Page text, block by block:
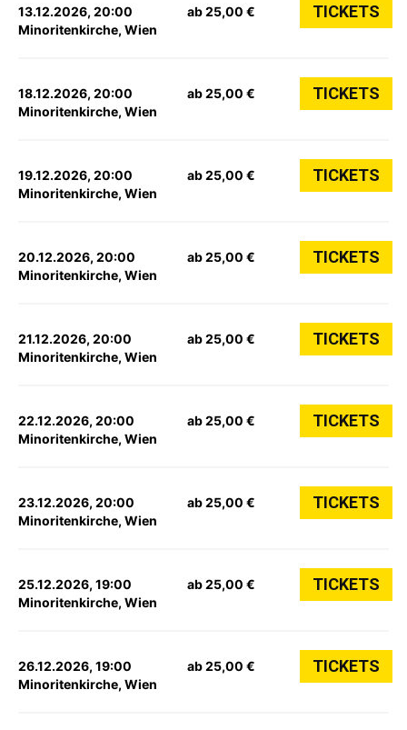
13.12.2026, 20:00
Minoritenkirche, Wien
ab 25,00 € TICKETS
18.12.2026, 20:00
Minoritenkirche, Wien
ab 25,00 € TICKETS
19.12.2026, 20:00
Minoritenkirche, Wien
ab 25,00 € TICKETS
20.12.2026, 20:00
Minoritenkirche, Wien
ab 25,00 € TICKETS
21.12.2026, 20:00
Minoritenkirche, Wien
ab 25,00 € TICKETS
22.12.2026, 20:00
Minoritenkirche, Wien
ab 25,00 € TICKETS
23.12.2026, 20:00
Minoritenkirche, Wien
ab 25,00 € TICKETS
25.12.2026, 19:00
Minoritenkirche, Wien
ab 25,00 € TICKETS
26.12.2026, 19:00
Minoritenkirche, Wien
ab 25,00 € TICKETS